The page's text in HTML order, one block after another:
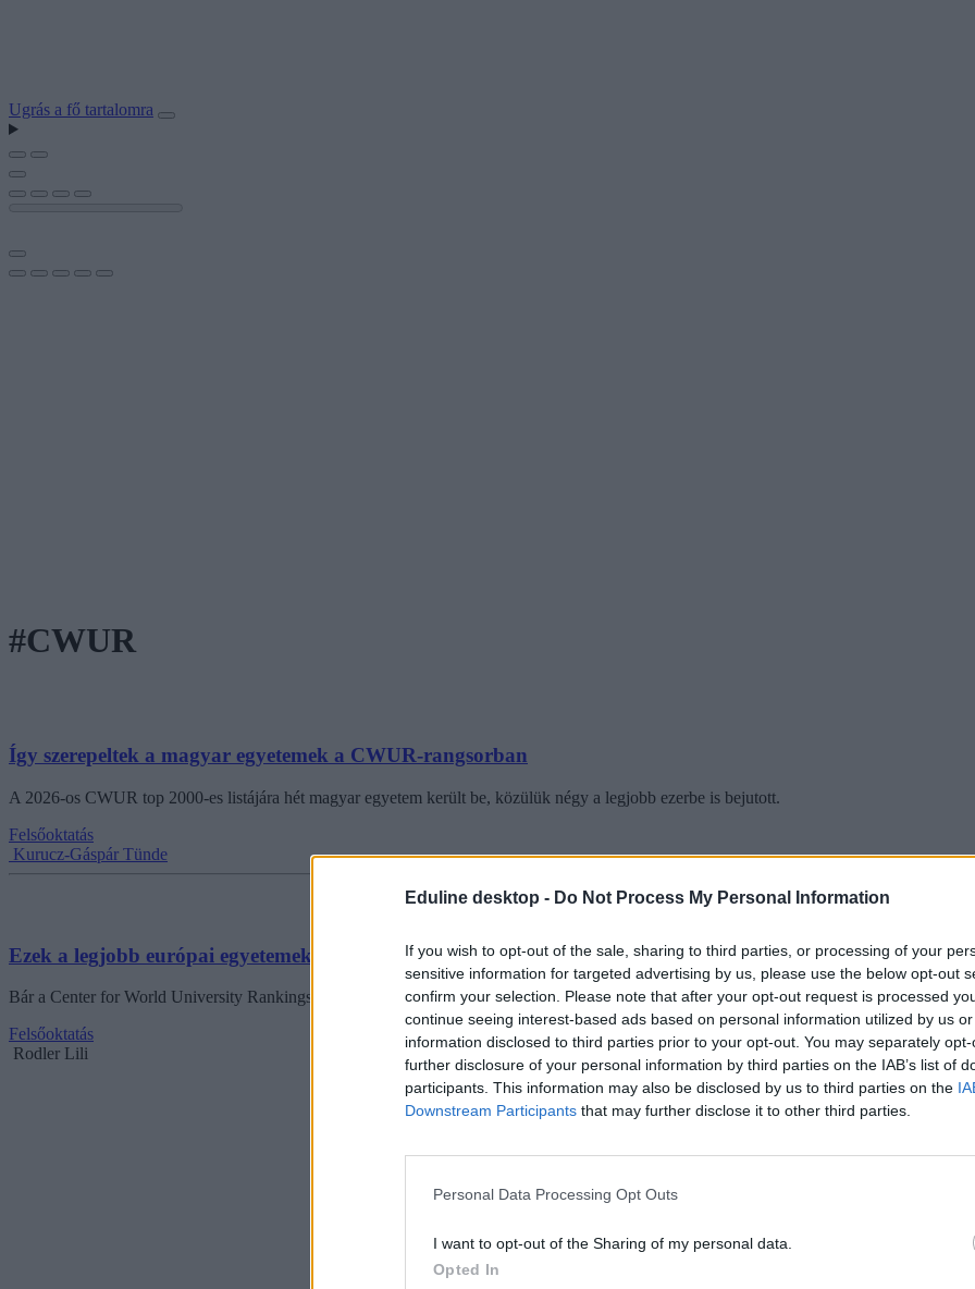
Eduline desktop - Do Not Process My Personal Information
If you wish to opt-out of the sale, sharing to third parties, or processing of your
sensitive information for targeted advertising by us, please use the below opt-out
confirm your selection. Please note that after your opt-out request is processed
continue seeing interest-based ads based on personal information utilized by us
information disclosed to third parties prior to your opt-out. You may separately
further disclosure of your personal information by third parties on the IAB’s list of
participants. This information may also be disclosed by us to third parties on the
Downstream Participants that may further disclose it to other third parties.
Personal Data Processing Opt Outs
I want to opt-out of the Sharing of my personal data.
Opted In
Ugrás a fő tartalomra
#CWUR
Így szerepeltek a magyar egyetemek a CWUR-rangsorban
A 2026-os CWUR top 2000-es listájára hét magyar egyetem került be, közülük négy a legjobb ezerbe is bejutott.
Felsőoktatás
Kurucz-Gáspár Tünde
Ezek a legjobb európai egyetemek a CWUR 2025-ös listáján
Bár a Center for World University Rankings legfrissebb kiadványában is zömében amerikai egyetemek vannak az élvonalban, de elszór
Felsőoktatás
Rodler Lili